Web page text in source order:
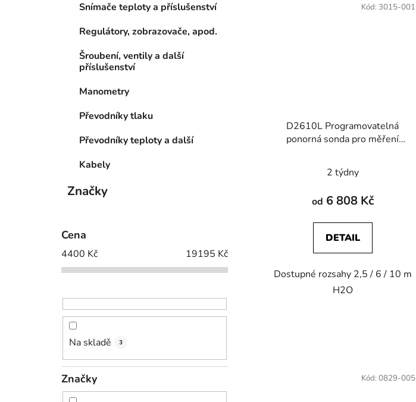
Snímače teploty a příslušenství
Regulátory, zobrazovače, apod.
Šroubení, ventily a další
příslušenství
Manometry
Převodníky tlaku
Převodníky teploty a další
Kabely
Značky
Cena
4400 Kč 19195 Kč
Na skladě 3
Značky
D2610L Programovatelná
ponorná sonda pro měření
2 týdny
od 6 808 Kč
DETAIL
Dostupné rozsahy 2,5 / 6 / 10 m
H2O
Kód: 3015-001
Kód: 0829-005